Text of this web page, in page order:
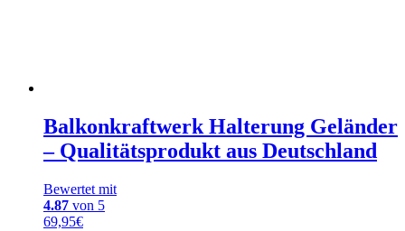
Balkonkraftwerk Halterung Geländer
– Qualitätsprodukt aus Deutschland
Bewertet mit
4.87 von 5
69,95€